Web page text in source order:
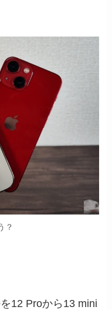
？
12 Proから13 mini